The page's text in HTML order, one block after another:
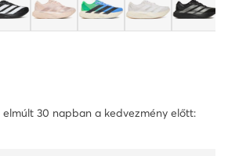
30 napban a kedvezmény előtt: